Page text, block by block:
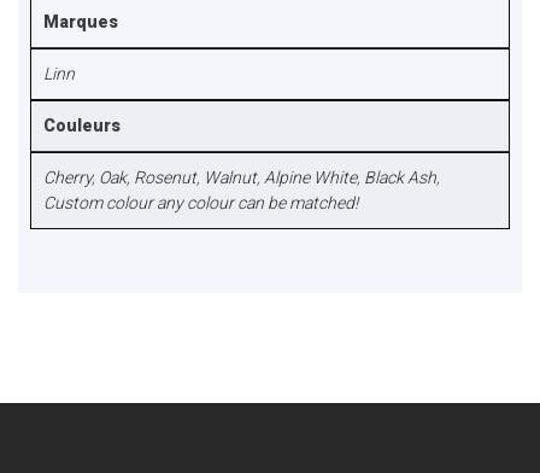
Marques
Linn
Couleurs
Cherry, Oak, Rosenut, Walnut, Alpine White, Black Ash,
Custom colour any colour can be matched!